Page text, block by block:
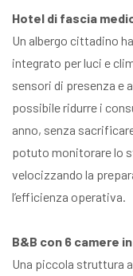
Hotel di fascia
Un albergo cittadino
integrato per luci e
sensori di presenza e
possibile ridurre i
anno, senza
potuto monitorare lo
velocizzando la
l’efficienza operativa.
B&B con 6 camere
Una piccola struttura